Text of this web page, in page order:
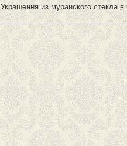
Украшения из муранского стекла в